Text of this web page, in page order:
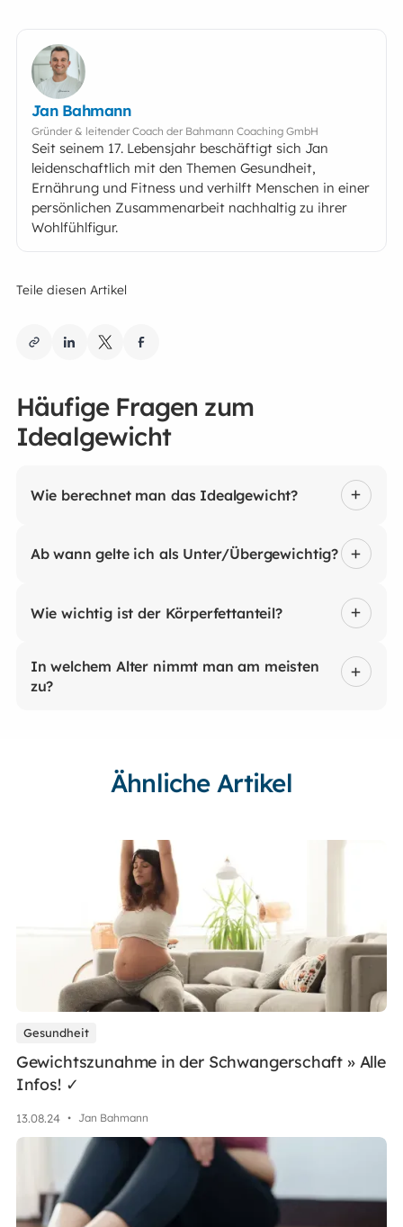
Jan Bahmann
Gründer & leitender Coach der Bahmann Coaching GmbH
Seit seinem 17. Lebensjahr beschäftigt sich Jan
leidenschaftlich mit den Themen Gesundheit,
Ernährung und Fitness und verhilft Menschen in einer
persönlichen Zusammenarbeit nachhaltig zu ihrer
Wohlfühlfigur.
Teile diesen Artikel
Häufige Fragen zum
Idealgewicht
Wie berechnet man das Idealgewicht?
Ab wann gelte ich als Unter/Übergewichtig?
Wie wichtig ist der Körperfettanteil?
In welchem Alter nimmt man am meisten
zu?
Ähnliche Artikel
Gesundheit
Gewichtszunahme in der Schwangerschaft » Alle
Infos! ✓
13.08.24 • Jan Bahmann